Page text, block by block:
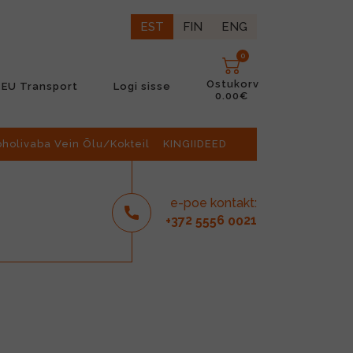
EST FIN ENG
EU Transport Logi sisse
0
Ostukorv
0.00€
Vein Õlu/Kokteil KINGIIDEED
e-poe kontakt:
+372 5556 0021